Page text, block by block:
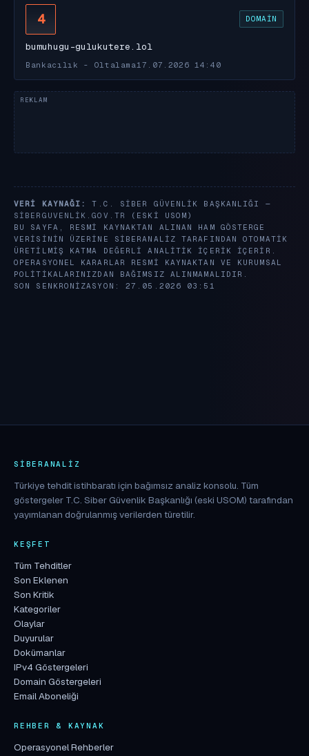
4 DOMAIN
bumuhugu-gulukutere.lol
Bankacılık - Oltalama 17.07.2026 14:40
VERI KAYNAĞI:
T.C. SIBER GÜVENLIK BAŞKANLIĞI —
SIBERGUVENLIK.GOV.TR
(ESKI USOM)
BU SAYFA, RESMI KAYNAKTAN ALINAN HAM GÖSTERGE
VERISININ ÜZERINE SIBERANALIZ TARAFINDAN OTOMATIK
ÜRETILMIŞ KATMA DEĞERLI ANALITIK IÇERIK IÇERIR.
OPERASYONEL KARARLAR RESMI KAYNAKTAN VE KURUMSAL
POLITIKALARINIZDAN BAĞIMSIZ ALINMAMALIDIR.
SON SENKRONIZASYON: 27.05.2026 03:51
SIBERANALIZ
Türkiye tehdit istihbaratı için bağımsız analiz konsolu. Tüm
göstergeler T.C. Siber Güvenlik Başkanlığı (eski USOM) tarafından
yayımlanan doğrulanmış verilerden türetilir.
KEŞFET
Tüm Tehditler
Son Eklenen
Son Kritik
Kategoriler
Olaylar
Duyurular
Dokümanlar
IPv4 Göstergeleri
Domain Göstergeleri
Email Aboneliği
REHBER & KAYNAK
Operasyonel Rehberler